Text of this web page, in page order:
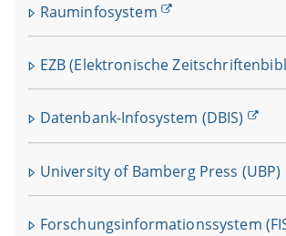
Rauminfosystem
EZB (Elektronische
Datenbank-Infosystem (DBIS)
University of Bamberg Press (UBP)
Forschungsinformationssystem